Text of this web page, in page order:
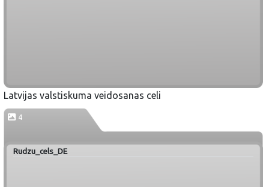
Latvijas valstiskuma veidosanas celi
4
Rudzu_cels_DE